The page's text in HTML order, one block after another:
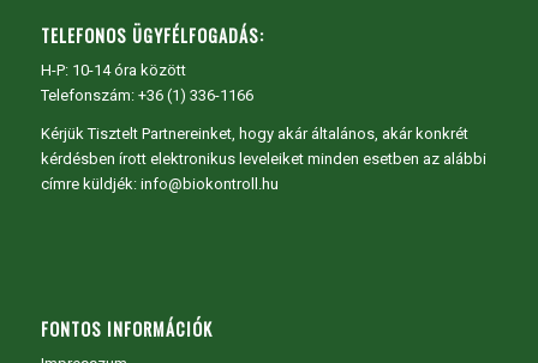
TELEFONOS ÜGYFÉLFOGADÁS:
H-P: 10-14 óra között
Telefonszám: +36 (1) 336-1166
Kérjük Tisztelt Partnereinket, hogy akár általános, akár konkrét
kérdésben írott elektronikus leveleiket minden esetben az alábbi
címre küldjék: info@biokontroll.hu
FONTOS INFORMÁCIÓK